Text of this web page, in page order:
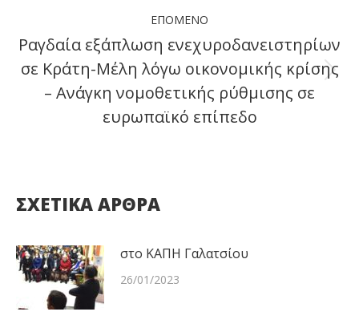
ΕΠΌΜΕΝΟ
post:
Ραγδαία εξάπλωση ενεχυροδανειστηρίων
σε Κράτη-Μέλη λόγω οικονομικής κρίσης
– Ανάγκη νομοθετικής ρύθμισης σε
ευρωπαϊκό επίπεδο
ΣΧΕΤΙΚΑ ΑΡΘΡΑ
στο ΚΑΠΗ Γαλατσίου
26/01/2023